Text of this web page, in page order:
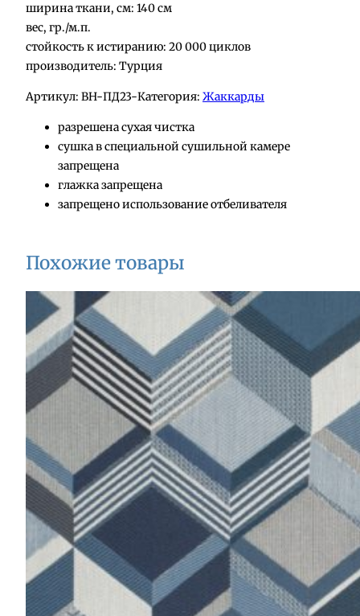
ширина ткани, см: 140 см
вес, гр./м.п.
стойкость к истиранию: 20 000 циклов
производитель: Турция
Артикул: BH-ПД23-Категория: Жаккарды
разрешена сухая чистка
сушка в специальной сушильной камере
запрещена
глажка запрещена
запрещено использование отбеливателя
Похожие товары